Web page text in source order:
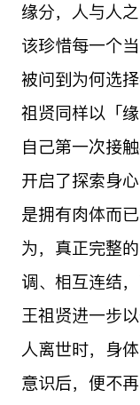
缘分，人与人
该珍惜每一个
被问到为何选
祖贤同样以「
自己第一次接
开启了探索身
是拥有肉体而
为，真正完整
调、相互连结
王祖贤进一步
人离世时，身
意识后，便不